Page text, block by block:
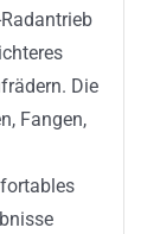
Die
Fangen,